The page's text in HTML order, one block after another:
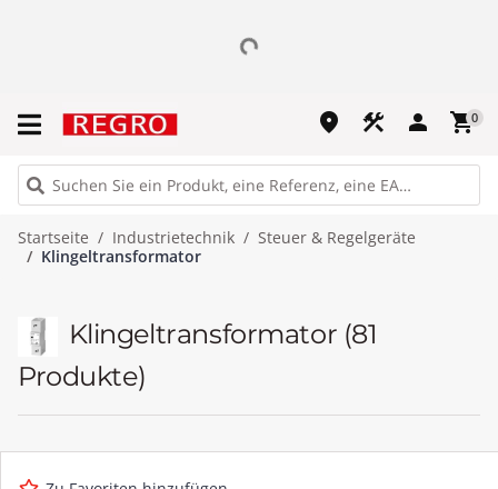
place construction person shopping_cart0
Startseite Industrietechnik
Steuer & Regelgeräte
Klingeltransformator
Klingeltransformator (81
Produkte)